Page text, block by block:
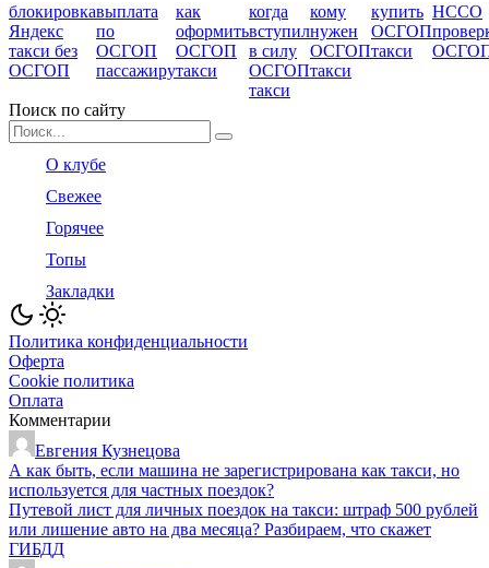
блокировка
Яндекс
такси без
ОСГОП
выплата
по
ОСГОП
пассажиру
как
оформить
ОСГОП
такси
когда
вступил
в силу
ОСГОП
такси
кому
нужен
ОСГОП
такси
купить
ОСГОП
такси
НССО
Поиск по сайту
Search
for:
О клубе
Свежее
Горячее
Топы
Закладки
Политика конфиденциальности
Оферта
Cookie политика
Оплата
Комментарии
Евгения Кузнецова
А как быть, если машина не зарегистрирована как такси, но
используется для частных поездок?
Путевой лист для личных поездок на такси: штраф 500 рублей
или лишение авто на два месяца? Разбираем, что скажет
ГИБДД